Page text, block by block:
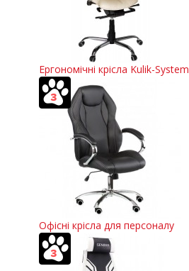
Ергономічні крісла Kulik-System
Офісні крісла для персоналу